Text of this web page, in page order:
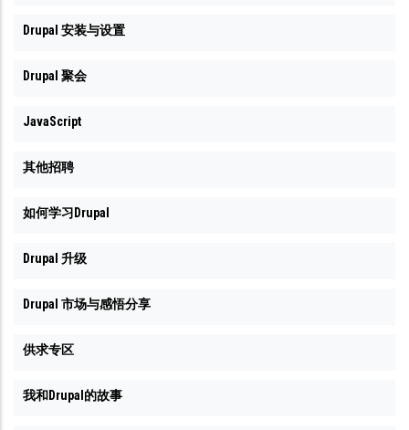
Drupal 安装与设置
Drupal 聚会
JavaScript
其他招聘
如何学习Drupal
Drupal 升级
Drupal 市场与感悟分享
供求专区
我和Drupal的故事